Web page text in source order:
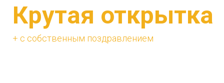
+ с собственным поздравлением
Крутая открытка